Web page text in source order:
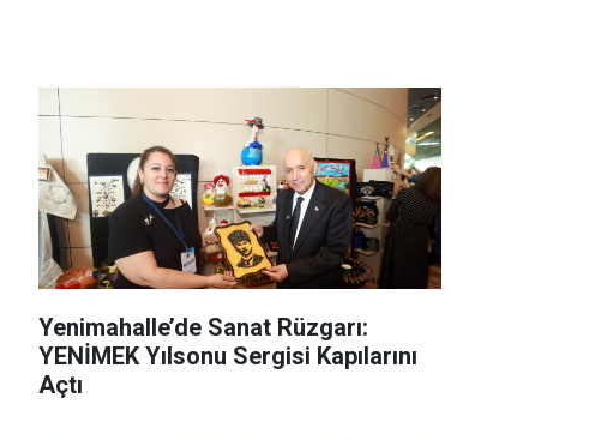
Yenimahalle’de Sanat Rüzgarı:
YENİMEK Yılsonu Sergisi Kapılarını
Açtı